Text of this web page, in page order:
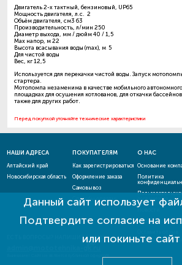
Двигатель 2-х тактный, бензиновый, UP65
Мощность двигателя, л.с. 2
Объём двигателя, см3 63
Производительность, л/мин 250
Диаметр выхода, мм / дюйм 40 / 1,5
Max напор, м 22
Высота всасывания воды (max), м 5
Для чистой воды
Вес, кг 12,5
Используется для перекачки чистой воды. Запуск
стартера.
Мотопомпа незаменима в качестве мобильного
площадках для осушения котлованов, для откачки
также для других работ.
Перед покупкой уточняйте технические характеристики
Данный сайт использует
Подтвердите согласие на
или покиньте сайт
НАШИ АДРЕСА
Алтайский край
Новосибирская область
ПОКУПАТЕЛЯМ
Как зарегистрироваться
Оформление заказа
Самовывоз
Способы оплаты
О НАС
Основание
Политика
соглашение
Акции и скидки
ЕСТЬ ВОПРОСЫ? НАПИШИТЕ НАМ!